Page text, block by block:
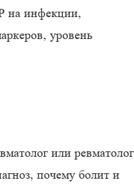
на инфекции,
уровень
или ревматолог
почему болит и